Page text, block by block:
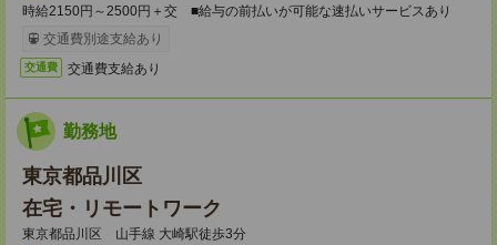
時給2150円～2500円＋交 ■給与の前払いが可能な速払いサービスあり
交通費別途支給あり
交通費 交通費支給あり
勤務地
東京都品川区
在宅・リモートワーク
東京都品川区 山手線 大崎駅徒歩3分